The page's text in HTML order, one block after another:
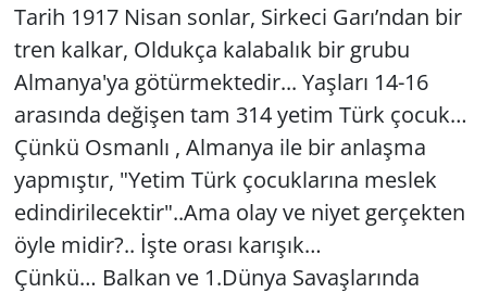
Tarih 1917 Nisan sonlar, Sirkeci Garı’ndan bir
tren kalkar, Oldukça kalabalık bir grubu
Almanya'ya götürmektedir... Yaşları 14-16
arasında değişen tam 314 yetim Türk çocuk…
Çünkü Osmanlı , Almanya ile bir anlaşma
yapmıştır, "Yetim Türk çocuklarına meslek
edindirilecektir"..Ama olay ve niyet gerçekten
öyle midir?.. İşte orası karışık…
Çünkü… Balkan ve 1.Dünya Savaşlarında